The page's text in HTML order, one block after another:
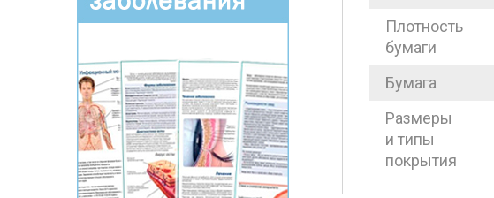
Плотность
бумаги
Бумага
Размеры
и типы
покрытия